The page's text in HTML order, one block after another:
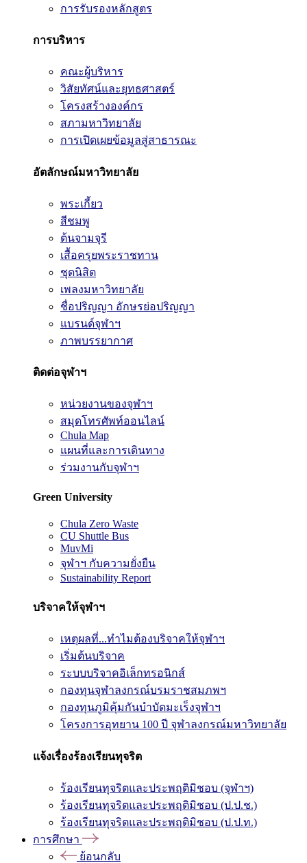
การรับรองหลักสูตร
การบริหาร
คณะผู้บริหาร
วิสัยทัศน์และยุทธศาสตร์
โครงสร้างองค์กร
สภามหาวิทยาลัย
การเปิดเผยข้อมูลสู่สาธารณะ
อัตลักษณ์มหาวิทยาลัย
พระเกี้ยว
สีชมพู
ต้นจามจุรี
เสื้อครุยพระราชทาน
ชุดนิสิต
เพลงมหาวิทยาลัย
ชื่อปริญญา อักษรย่อปริญญา
แบรนด์จุฬาฯ
ภาพบรรยากาศ
ติดต่อจุฬาฯ
หน่วยงานของจุฬาฯ
สมุดโทรศัพท์ออนไลน์
Chula Map
แผนที่และการเดินทาง
ร่วมงานกับจุฬาฯ
Green University
Chula Zero Waste
CU Shuttle Bus
MuvMi
จุฬาฯ กับความยั่งยืน
Sustainability Report
บริจาคให้จุฬาฯ
เหตุผลที่...ทำไมต้องบริจาคให้จุฬาฯ
เริ่มต้นบริจาค
ระบบบริจาคอิเล็กทรอนิกส์
กองทุนจุฬาลงกรณ์บรมราชสมภพฯ
กองทุนภูมิคุ้มกันบำบัดมะเร็งจุฬาฯ
โครงการอุทยาน 100 ปี จุฬาลงกรณ์มหาวิทยาลัย
แจ้งเรื่องร้องเรียนทุจริต
ร้องเรียนทุจริตและประพฤติมิชอบ (จุฬาฯ)
ร้องเรียนทุจริตและประพฤติมิชอบ (ป.ป.ช.)
ร้องเรียนทุจริตและประพฤติมิชอบ (ป.ป.ท.)
การศึกษา
ย้อนกลับ